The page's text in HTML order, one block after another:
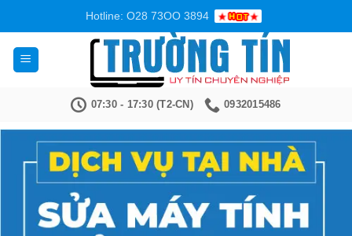
nội
dung
Hotline: O28 73OO 3894
07:30 - 17:30 (T2-CN) 0932015486